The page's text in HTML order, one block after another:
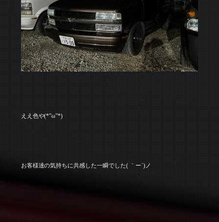
ええ色や(*”ω”*)
お客様達の気持ちに共感した一瞬でした( ｀ー´)ノ